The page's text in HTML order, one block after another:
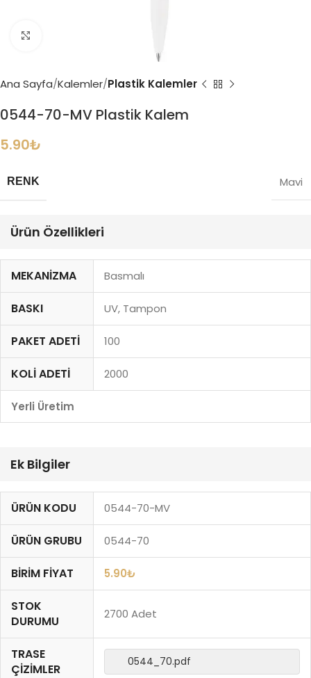
Ana Sayfa Kalemler Plastik Kalemler
0544-70-MV Plastik Kalem
5.90₺
RENK Mavi
Ürün Özellikleri
MEKANIZMA Basmalı
BASKI UV, Tampon
PAKET ADETI 100
KOLI ADETI 2000
Yerli Üretim
Ek Bilgiler
ÜRÜN KODU 0544-70-MV
ÜRÜN GRUBU 0544-70
BIRIM FIYAT 5.90₺
STOK
DURUMU
2700 Adet
TRASE
ÇIZIMLER
0544_70.pdf